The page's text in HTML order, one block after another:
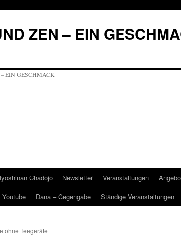
ZEN – EIN
Chadōjō Newsletter Veranstaltungen
Youtube
Dana – Gegengabe Ständige Veranstaltungen
ohne Teegeräte